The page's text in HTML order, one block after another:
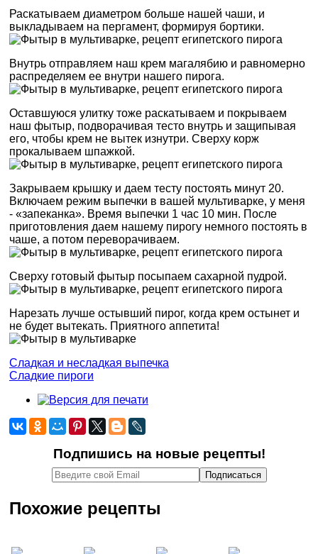
Раскатываем диаметром больше нашей чаши, и
выкладываем на пергамент, формируя бортики.
Внутрь отправляем наш крем магалябию и равномерно
распределяем ее внутри нашего пирога.
Оставшуюся улитку тоже раскатываем и покрываем
наш фытыр, подворачивая тесто внутрь и защипывая
его, чтобы крем не вытек изнутри. Сверху корж
прокалываем шпажкой.
Закрываем крышку и даем тесту постоять минут 20.
Включаем режим выпечки в вашей мультиварке, у меня
- «запеканка». Время выпечки 1 час 10 мин. После
приготовления даем нашему пирогу немного постоять в
чаше, а потом переворачиваем.
Сверху готовый фытыр посыпаем сахарной пудрой.
Нарезать лучше остывший пирог, когда крем остынет и
не будет вытекать. Приятного аппетита!
Сладкая и несладкая выпечка
Сладкие пироги
Подпишись на новые рецепты!
Похожие рецепты